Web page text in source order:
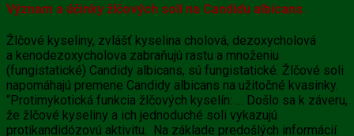
Význam a účinky žlčových solí na Candidu albicans.
Žlčové kyseliny, zvlášť kyselina cholová, dezoxycholová
a kenodezoxycholova zabraňujú rastu a množeniu
(fungistatické) Candidy albicans, sú fungistatické. Žlčové soli
napomáhajú premene Candidy albicans na užitočné kvasinky.
“Protimykotická funkcia žlčových kyselín: … Došlo sa k záveru,
že žlčové kyseliny a ich jednoduché soli vykazujú
protikandidózovú aktivitu. Na základe predošlých informácií